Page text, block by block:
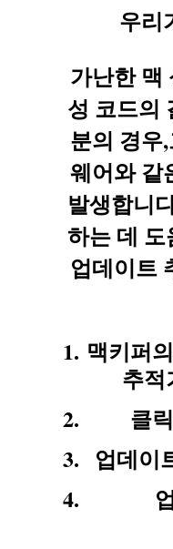
우리
가난한 맥
성 코드의
분의 경우
웨어와 같
발생합니
하는 데
업데이트
맥키퍼
추적
클
업데이